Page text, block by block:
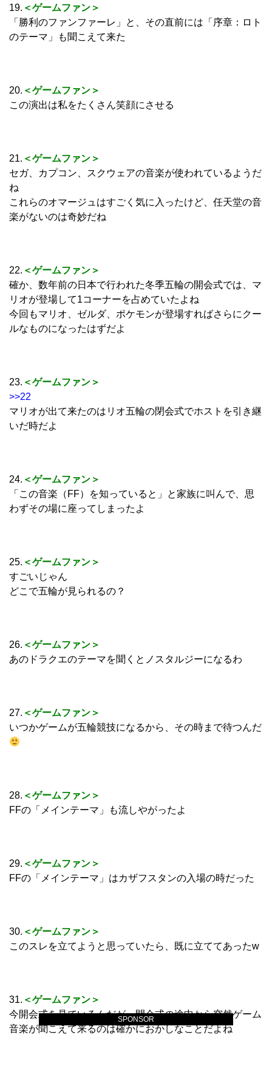
SPONSOR
19. ＜ゲームファン＞
「勝利のファンファーレ」と、その直前には「序章：ロト
のテーマ」も聞こえて来た
20. ＜ゲームファン＞
この演出は私をたくさん笑顔にさせる
21. ＜ゲームファン＞
セガ、カプコン、スクウェアの音楽が使われているようだ
ね
これらのオマージュはすごく気に入ったけど、任天堂の音
楽がないのは奇妙だね
22. ＜ゲームファン＞
確か、数年前の日本で行われた冬季五輪の開会式では、マ
リオが登場して1コーナーを占めていたよね
今回もマリオ、ゼルダ、ポケモンが登場すればさらにクー
ルなものになったはずだよ
23. ＜ゲームファン＞
>>22
マリオが出て来たのはリオ五輪の閉会式でホストを引き継
いだ時だよ
24. ＜ゲームファン＞
「この音楽（FF）を知っていると」と家族に叫んで、思
わずその場に座ってしまったよ
25. ＜ゲームファン＞
すごいじゃん
どこで五輪が見られるの？
26. ＜ゲームファン＞
あのドラクエのテーマを聞くとノスタルジーになるわ
27. ＜ゲームファン＞
いつかゲームが五輪競技になるから、その時まで待つんだ
28. ＜ゲームファン＞
FFの「メインテーマ」も流しやがったよ
29. ＜ゲームファン＞
FFの「メインテーマ」はカザフスタンの入場の時だった
30. ＜ゲームファン＞
このスレを立てようと思っていたら、既に立ててあったw
31. ＜ゲームファン＞
今開会式を見ているんだが、開会式の途中から突然ゲーム
音楽が聞こえて来るのは確かにおかしなことだよね